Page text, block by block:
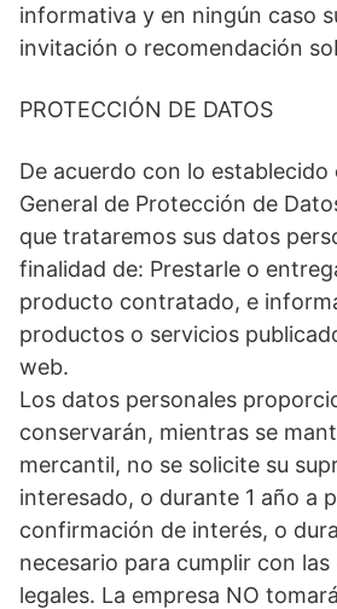
informativa y en ningún caso
invitación o recomendación
PROTECCIÓN DE DATOS
De acuerdo con lo establecido
General de Protección de
que trataremos sus datos
finalidad de: Prestarle o
producto contratado, e
productos o servicios
web.
Los datos personales
conservarán, mientras se
mercantil, no se solicite su
interesado, o durante 1 año a
confirmación de interés, o
necesario para cumplir con
legales. La empresa NO